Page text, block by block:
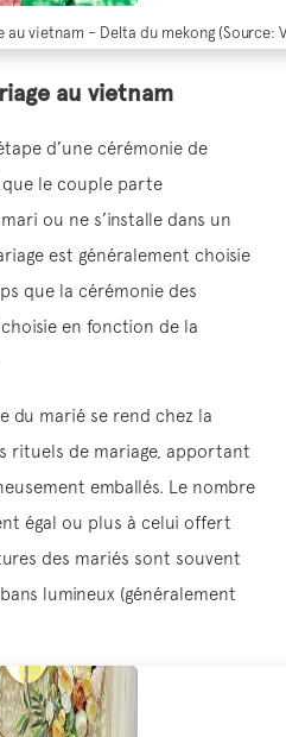
au vietnam – Delta du mekong (Source:
au vietnam
d’une cérémonie de
que le couple parte
ou ne s’installe dans un
est généralement choisie
que la cérémonie des
en fonction de la
du marié se rend chez la
rituels de mariage, apportant
emballés. Le nombre
égal ou plus à celui offert
des mariés sont souvent
lumineux (généralement